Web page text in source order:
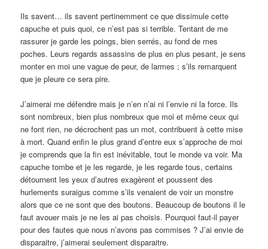
Ils savent… ils savent pertinemment ce que dissimule cette
capuche et puis quoi, ce n’est pas si terrible. Tentant de me
rassurer je garde les poings, bien serrés, au fond de mes
poches. Leurs regards assassins de plus en plus pesant, je sens
monter en moi une vague de peur, de larmes ; s’ils remarquent
que je pleure ce sera pire.
J’aimerai me défendre mais je n’en n’ai ni l’envie ni la force. Ils
sont nombreux, bien plus nombreux que moi et même ceux qui
ne font rien, ne décrochent pas un mot, contribuent à cette mise
à mort. Quand enfin le plus grand d’entre eux s’approche de moi
je comprends que la fin est inévitable, tout le monde va voir. Ma
capuche tombe et je les regarde, je les regarde tous, certains
détournent les yeux d’autres exagèrent et poussent des
hurlements suraigus comme s’ils venaient de voir un monstre
alors que ce ne sont que des boutons. Beaucoup de boutons il le
faut avouer mais je ne les ai pas choisis. Pourquoi faut-il payer
pour des fautes que nous n’avons pas commises ? J’ai envie de
disparaitre, j’aimerai seulement disparaitre.